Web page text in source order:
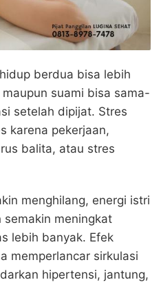
berdua bisa lebih
suami bisa sama-
setelah dipijat. Stres
karena pekerjaan,
balita, atau stres
menghilang, energi istri
semakin meningkat
lebih banyak. Efek
memperlancar sirkulasi
hipertensi, jantung,